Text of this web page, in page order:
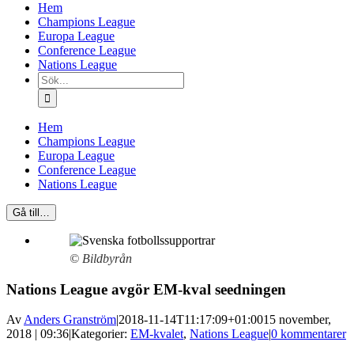
Hem
Champions League
Europa League
Conference League
Nations League
Sök
efter:
Hem
Champions League
Europa League
Conference League
Nations League
Gå till…
© Bildbyrån
Nations League avgör EM-kval seedningen
AvAnders Granström|2018-11-14T11:17:09+01:0015 november,
2018 | 09:36|Kategorier: EM-kvalet, Nations League|0 kommentarer